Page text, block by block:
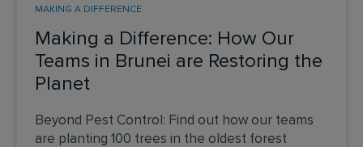
Making a Difference: How Our
Teams in Brunei are Restoring the
Planet
MAKING A DIFFERENCE
Beyond Pest Control: Find out how our teams
are planting 100 trees in the oldest forest